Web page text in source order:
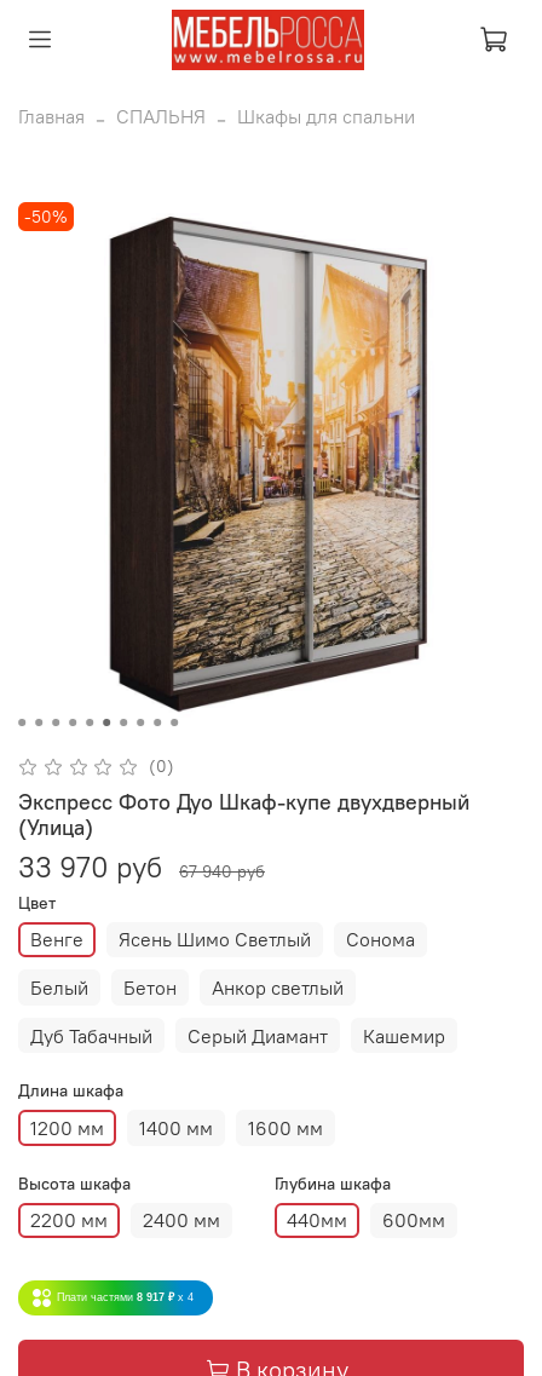
Главная СПАЛЬНЯ Шкафы для спальни
-50%
(0)
Экспресс Фото Дуо Шкаф-купе двухдверный
(Улица)
33 970 руб
67 940 руб
Цвет
Венге Ясень Шимо Светлый
Сонома
Белый
Бетон
Анкор светлый
Дуб Табачный
Серый Диамант Кашемир
Длина шкафа
1200 мм 1400 мм 1600 мм
Высота шкафа
2200 мм 2400 мм
Глубина шкафа
440мм 600мм
Плати частями 8 917 ₽ x 4
В корзину